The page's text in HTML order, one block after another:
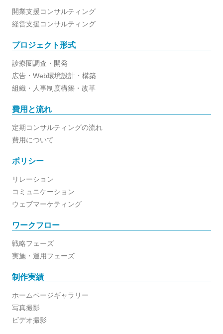
開業支援コンサルティング
経営支援コンサルティング
プロジェクト形式
診療圏調査・開発
広告・Web環境設計・構築
組織・人事制度構築・改革
費用と流れ
定期コンサルティングの流れ
費用について
ポリシー
リレーション
コミュニケーション
ウェブマーケティング
ワークフロー
戦略フェーズ
実施・運用フェーズ
制作実績
ホームページギャラリー
写真撮影
ビデオ撮影